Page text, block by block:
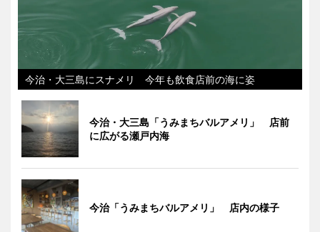
今治・大三島にスナメリ 今年も飲食店前の海に姿
今治・大三島「うみまちバルアメリ」 店前
に広がる瀬戸内海
今治「うみまちバルアメリ」 店内の様子